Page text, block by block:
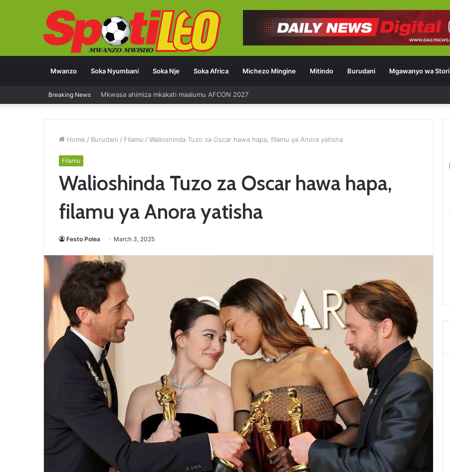
Mwanzo Soka Nyumbani Soka Nje Soka Africa Michezo Mingine Mitindo Burudani Mgawanyo wa Stori
Breaking News
Home / Burudani / Filamu / Walioshinda Tuzo za Oscar hawa hapa, filamu ya Anora yatisha
Filamu
Walioshinda Tuzo za Oscar hawa hapa,
filamu ya Anora yatisha
Festo Polea March 3, 2025